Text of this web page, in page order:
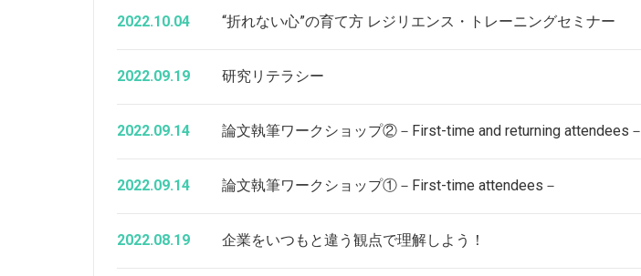
2022.10.04 “折れない心”の育て方 レジリエンス・トレーニングセミナー
2022.09.19 研究リテラシー
2022.09.14 論文執筆ワークショップ②－First-time and returning attendees－
2022.09.14 論文執筆ワークショップ①－First-time attendees－
2022.08.19 企業をいつもと違う観点で理解しよう！